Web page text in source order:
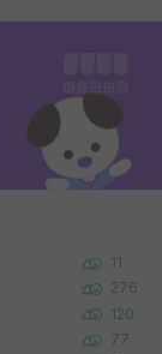
11
276
120
77